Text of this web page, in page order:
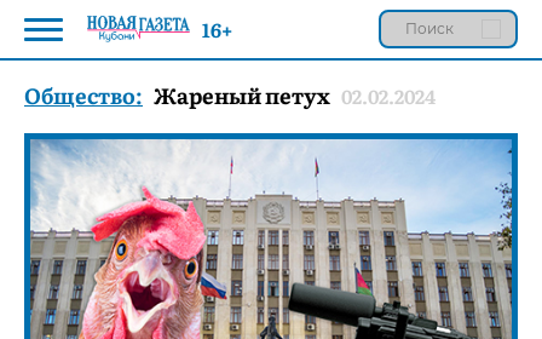
Общество: Жареный петух 02.02.2024
16+